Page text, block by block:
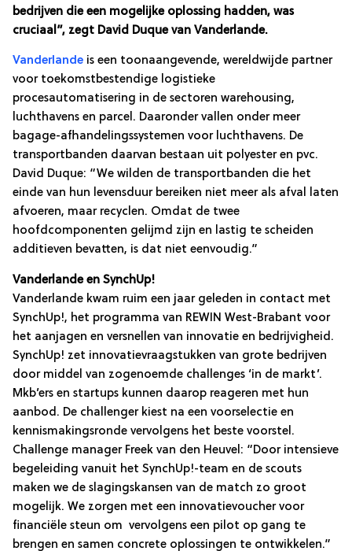
bedrijven die een mogelijke oplossing hadden, was
cruciaal”, zegt David Duque van Vanderlande.
Vanderlande is een toonaangevende, wereldwijde partner
voor toekomstbestendige logistieke
procesautomatisering in de sectoren warehousing,
luchthavens en parcel. Daaronder vallen onder meer
bagage-afhandelingssystemen voor luchthavens. De
transportbanden daarvan bestaan uit polyester en pvc.
David Duque: “We wilden de transportbanden die het
einde van hun levensduur bereiken niet meer als afval laten
afvoeren, maar recyclen. Omdat de twee
hoofdcomponenten gelijmd zijn en lastig te scheiden
additieven bevatten, is dat niet eenvoudig.”
Vanderlande en SynchUp!
Vanderlande kwam ruim een jaar geleden in contact met
SynchUp!, het programma van REWIN West-Brabant voor
het aanjagen en versnellen van innovatie en bedrijvigheid.
SynchUp! zet innovatievraagstukken van grote bedrijven
door middel van zogenoemde challenges ‘in de markt’.
Mkb’ers en startups kunnen daarop reageren met hun
aanbod. De challenger kiest na een voorselectie en
kennismakingsronde vervolgens het beste voorstel.
Challenge manager Freek van den Heuvel: “Door intensieve
begeleiding vanuit het SynchUp!-team en de scouts
maken we de slagingskansen van de match zo groot
mogelijk. We zorgen met een innovatievoucher voor
financiële steun om vervolgens een pilot op gang te
brengen en samen concrete oplossingen te ontwikkelen.”